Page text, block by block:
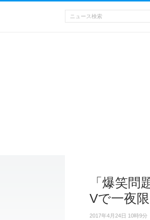
「爆笑
Vで一夜
2017年4月24日 10時9分